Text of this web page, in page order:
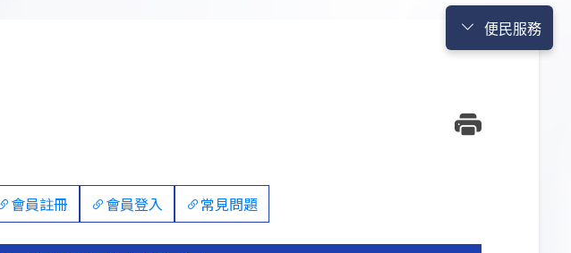
便民服務
會員註冊 會員登入 常見問題